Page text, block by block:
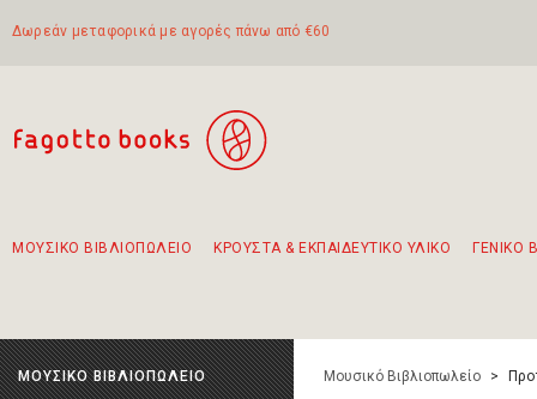
Δωρεάν μεταφορικά με αγορές πάνω από €60
ΜΟΥΣΙΚΟ ΒΙΒΛΙΟΠΩΛΕΙΟ ΚΡΟΥΣΤΑ & ΕΚΠΑΙΔΕΥΤΙΚΟ ΥΛΙΚΟ ΓΕΝΙΚΟ
ΜΟΥΣΙΚΟ ΒΙΒΛΙΟΠΩΛΕΙΟ Μουσικό Βιβλιοπωλείο >